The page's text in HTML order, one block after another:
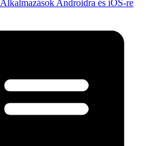
Alkalmazások Androidra és iOS-re